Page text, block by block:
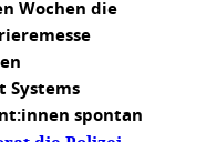
Wochen die
Systems
spontan